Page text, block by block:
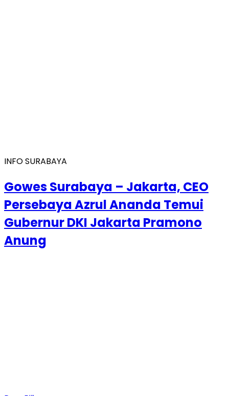
INFO SURABAYA
Gowes Surabaya – Jakarta, CEO
Persebaya Azrul Ananda Temui
Gubernur DKI Jakarta Pramono
Anung